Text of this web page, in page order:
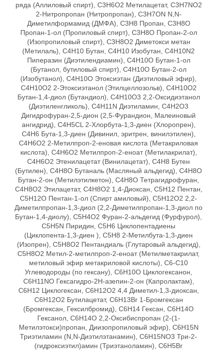
ряда (Аллиловый спирт), C3H6O2 Метилацетат, C3H7NO2
2-Нитропропан (Нитропропан), C3H7ON N,N-
Диметилформамид (ДМФА), C3H8 Пропан, C3H8O
Пропан-1-ол (Пропиловый спирт), C3H8O Пропан-2-ол
(Изопропиловый спирт), C3H8O2 Диметокси метан
(Метилаль), C4H10 Бутан, C4H10 Изобутан, C4H10N2
Пиперазин (Диэтилендиамин), C4H10O Бутан-1-ол
(Бутанол, бутиловый спирт), C4H10O Бутан-2-ол
(Изобутанол), C4H10O Этоксиэтан (Диэтиловый эфир),
C4H10O2 2-Этоксиэтанол (Этилцеллозольв), C4H10O2
Бутан-1,4-диол (Бутандиол), C4H10O3 2,2-Оксидиэтанол
(Диэтиленгликоль), C4H11N Диэтиламин, C4H2O3
Дигидрофуран-2,5-дион (2,5-Фурандион, Малеиновый
ангидрид), C4H5CL 2-Хлорбута-1,3-диен (Хлоропрен),
C4H6 Бута-1,3-диен (Дивинил, эритрен, винилэтилен),
C4H6O2 2-Метилпроп-2-еновая кислота (Метакриловая
кислота), C4H6O2 Метилпроп-2-еноат (Метилакрилат),
C4H6O2 Этенилацетат (Винилацетат), C4H8 Бутен
(Бутилен), C4H8O Бутаналь (Масляный альдегид), C4H8O
Бутан-2-он (Метилэтилкетон), C4H8O Тетрагидрофуран,
C4H8O2 Этилацетат, C4Н8O2 1,4-Диоксан, C5H12 Пентан,
C5H12O Пентан-1-ол (Спирт амиловый), C5H12O2 2,2-
Диметилпропан-1,3-диол (2,2-Диметилпропан-1,3-диол по
Бутан-1,4-диолу), C5H4O2 Фуран-2-альдегид (Фурфурол),
C5H5N Пиридин, C5H6 Циклопентадиены
(Циклопента-1,3-диен ), C5H8 2-Метилбута-1,3-диен
(Изопрен), C5H8O2 Пентандиаль (Глутаровый альдегид),
C5Н8О2 Метил-2-метилпроп-2-еноат (Метилметакрилат,
метиловый эфир метакриловой кислоты), C6-C10
Углеводороды (по гексану), C6H10O Циклогексанон,
C6H11NO Гексагидро-2Н-азепин-2-он (Капролактам),
C6H12 Циклогексан, C6H12O2 4,4 Диметил-1,3-диоксан,
C6H12O2 Бутилацетат, C6H13Br 1-Бромгексан
(Бромгексан, Гексилбромид), C6H14 Гексан, C6H14O
Гексанол, C6H14О 2,2-Оксибиспропан (2-(1-
Метилэтокси)пропан, Диизопропиловый эфир), C6H15N
Триэтиламин (N,N-Диэтилэтанамин), C6H15NO3 Три-2-
(гидроксиэтил)амин (Триэтаноламин), C6H5Br